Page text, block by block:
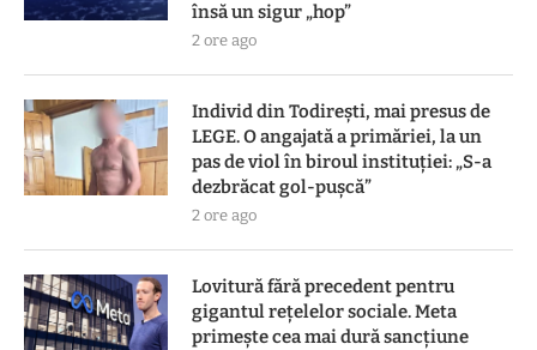
însă un sigur „hop”
2 ore ago
Individ din Todirești, mai presus de
LEGE. O angajată a primăriei, la un
pas de viol în biroul instituției: „S-a
dezbrăcat gol-pușcă”
2 ore ago
Lovitură fără precedent pentru
gigantul rețelelor sociale. Meta
primește cea mai dură sancțiune